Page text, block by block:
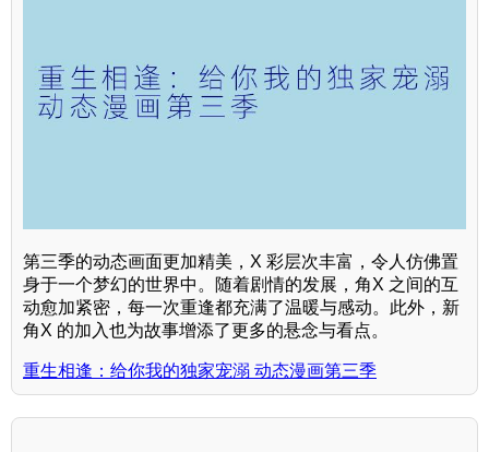
第三季的动态画面更加精美，X 彩层次丰富，令人仿佛置
身于一个梦幻的世界中。随着剧情的发展，角X 之间的互
动愈加紧密，每一次重逢都充满了温暖与感动。此外，新
角X 的加入也为故事增添了更多的悬念与看点。
重生相逢：给你我的独家宠溺 动态漫画第三季